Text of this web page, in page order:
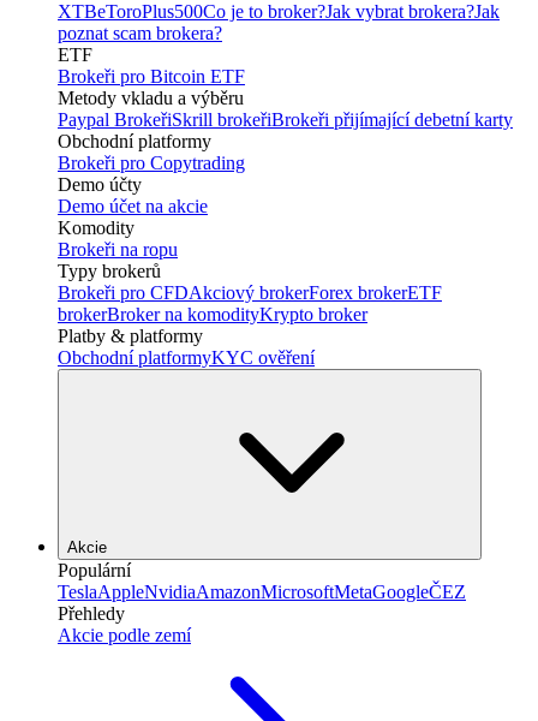
XTBeToroPlus500Co je to broker?Jak vybrat brokera?Jak
poznat scam brokera?
ETF
Brokeři pro Bitcoin ETF
Metody vkladu a výběru
Paypal BrokeřiSkrill brokeřiBrokeři přijímající debetní karty
Obchodní platformy
Brokeři pro Copytrading
Demo účty
Demo účet na akcie
Komodity
Brokeři na ropu
Typy brokerů
Brokeři pro CFDAkciový brokerForex brokerETF
brokerBroker na komodityKrypto broker
Platby & platformy
Obchodní platformyKYC ověření
Akcie
Populární
TeslaAppleNvidiaAmazonMicrosoftMetaGoogleČEZ
Přehledy
Akcie podle zemí